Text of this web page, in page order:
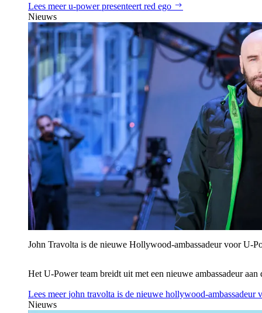
Lees meeru‑power presenteert red ego
Nieuws
John Travolta is de nieuwe Hollywood-ambassadeur voor
Het U‑Power team breidt uit met een nieuwe ambassadeur
Lees meerjohn travolta is de nieuwe hollywood-ambassadeur
Nieuws